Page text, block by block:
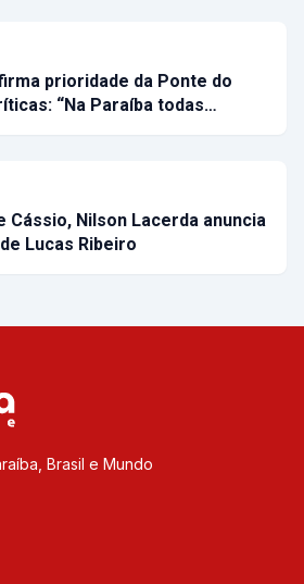
prioridade da Ponte do
“Na Paraíba todas…
Cássio, Nilson Lacerda anuncia
Lucas Ribeiro
Brasil e Mundo